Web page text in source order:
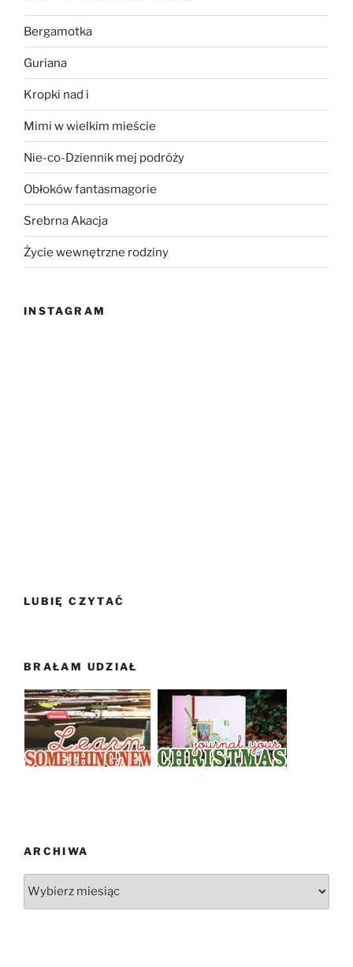
Bergamotka
Guriana
Kropki nad i
Mimi w wielkim mieście
Nie-co-Dziennik mej podróży
Obłoków fantasmagorie
Srebrna Akacja
Życie wewnętrzne rodziny
INSTAGRAM
LUBIĘ CZYTAĆ
BRAŁAM UDZIAŁ
ARCHIWA